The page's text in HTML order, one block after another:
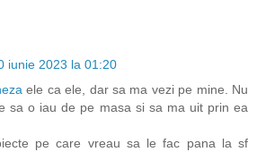
iunie 2023 la 01:20
ele ca ele, dar sa ma vezi pe mine. Nu
sa o iau de pe masa si sa ma uit prin ea
pe care vreau sa le fac pana la sf